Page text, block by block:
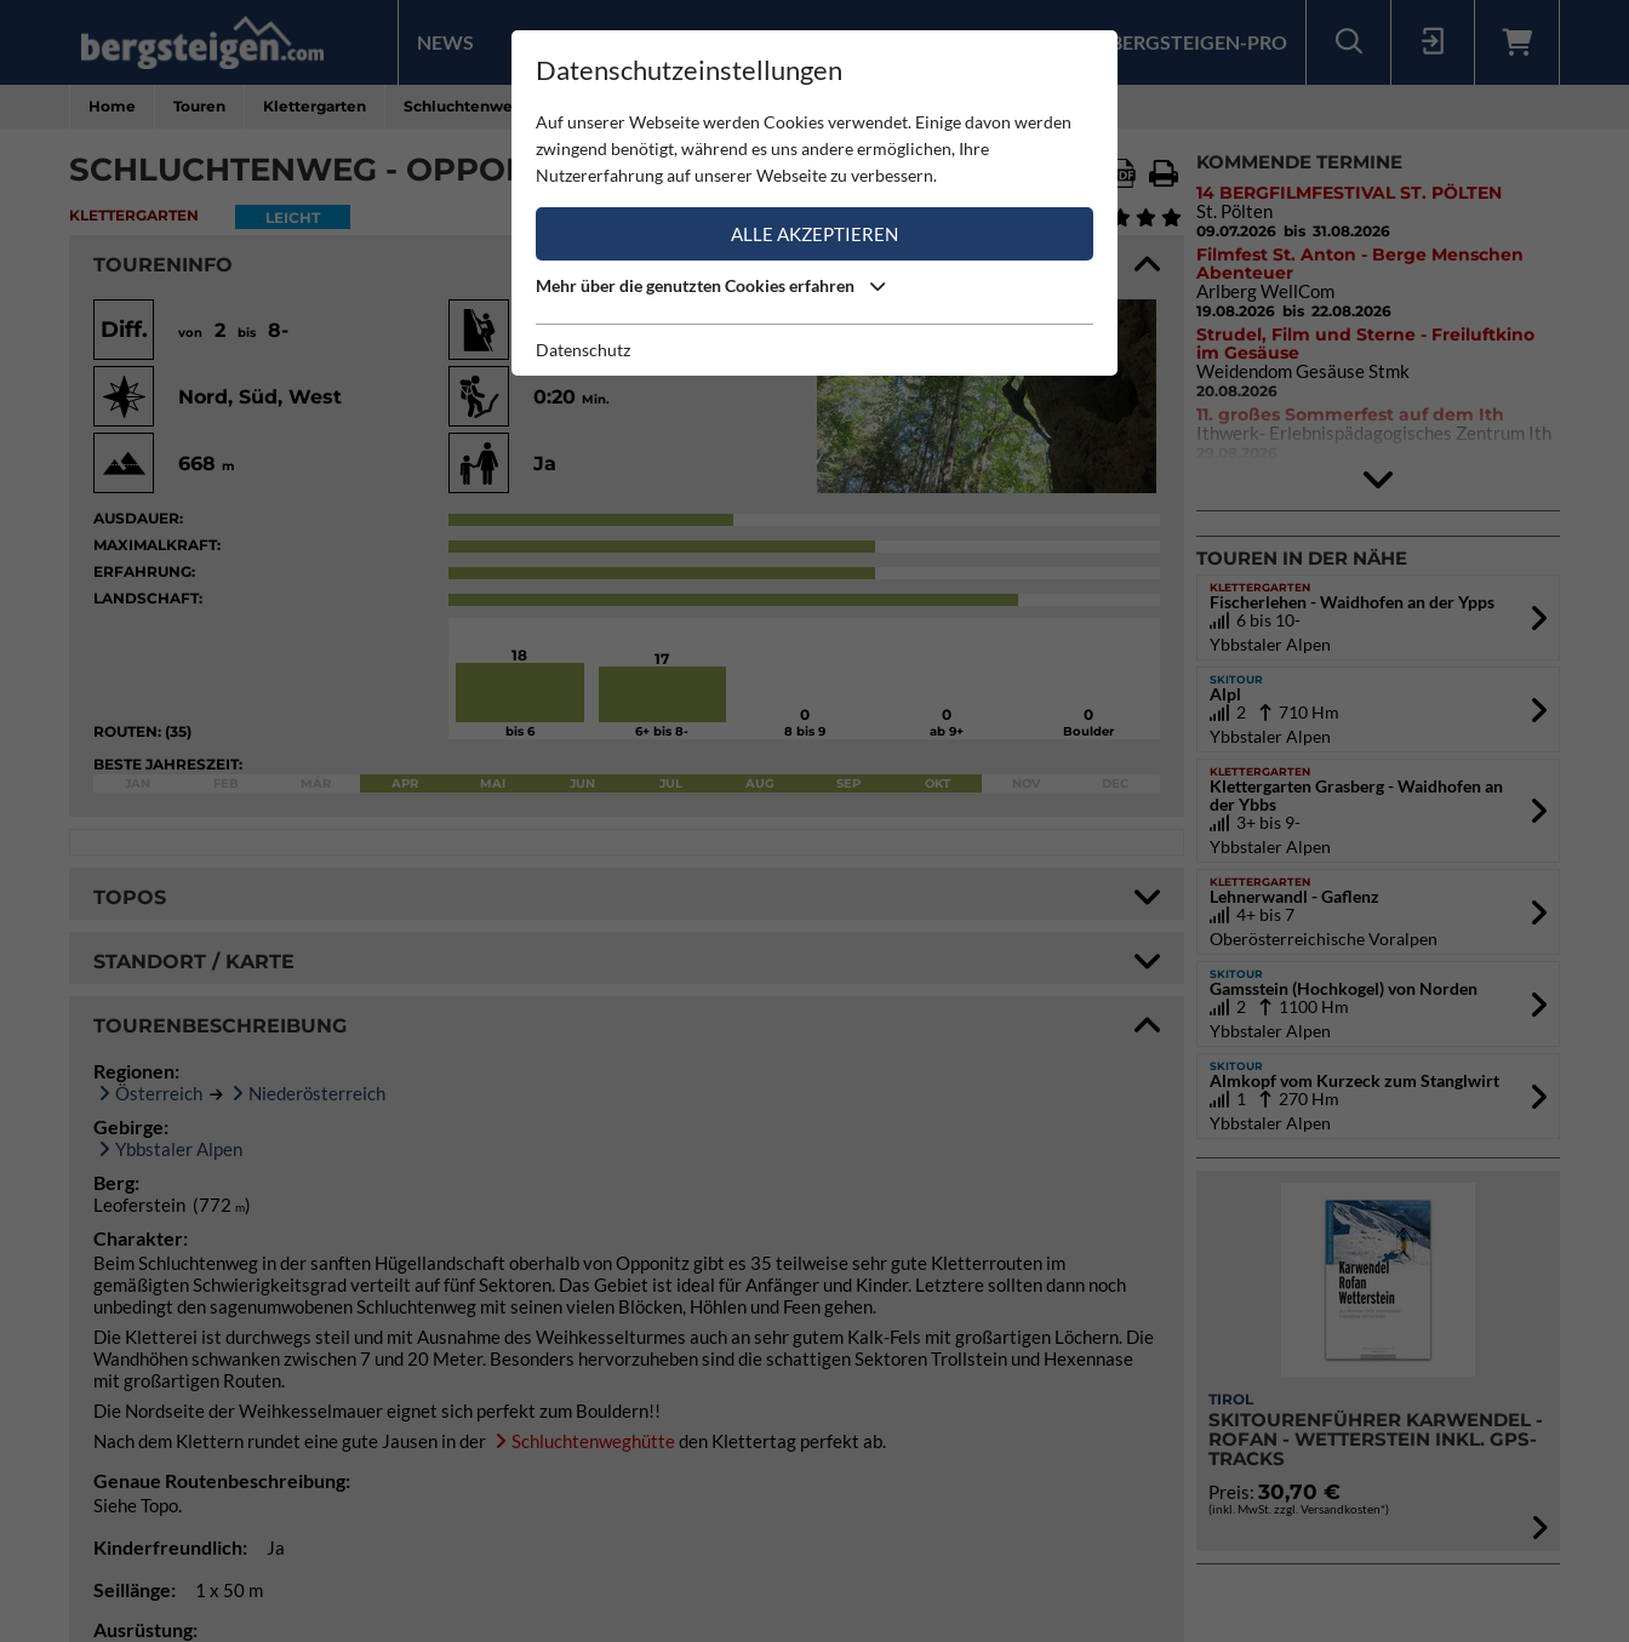
NEWS PRODUKTE BERGSTEIGEN-PRO
Home Touren Klettergarten Schluchtenweg - Opponitz
SCHLUCHTENWEG - OPPONITZ
KLETTERGARTEN LEICHT
TOURENINFO
Diff. von 2bis 8- 7 20
Nord, Süd, West 0:20 Min.
668m Ja
AUSDAUER:
MAXIMALKRAFT:
ERFAHRUNG:
LANDSCHAFT:
ROUTEN: (35)
18
bis 6
17
6+ bis 8-
0
8 bis 9
0
ab 9+
0
Boulder
BESTE JAHRESZEIT:
APR MAI JUN JUL AUG SEP OKT
TOPOS
STANDORT / KARTE
TOURENBESCHREIBUNG
Regionen:
Österreich Niederösterreich
Gebirge:
Ybbstaler Alpen
Berg:
Leoferstein (772 m)
Charakter:
Beim Schluchtenweg in der sanften Hügellandschaft oberhalb von Opponitz gibt es 35 teilweise sehr gute Kletterrouten im
gemäßigten Schwierigkeitsgrad verteilt auf fünf Sektoren. Das Gebiet ist ideal für Anfänger und Kinder. Letztere sollten dann noch
unbedingt den sagenumwobenen Schluchtenweg mit seinen vielen Blöcken, Höhlen und Feen gehen.
Die Kletterei ist durchwegs steil und mit Ausnahme des Weihkesselturmes auch an sehr gutem Kalk-Fels mit großartigen Löchern. Die
Wandhöhen schwanken zwischen 7 und 20 Meter. Besonders hervorzuheben sind die schattigen Sektoren Trollstein und Hexennase
mit großartigen Routen.
Die Nordseite der Weihkesselmauer eignet sich perfekt zum Bouldern!!
Nach dem Klettern rundet eine gute Jausen in der
Schluchtenweghütte den Klettertag perfekt ab.
Genaue Routenbeschreibung:
Siehe Topo.
Kinderfreundlich: Ja
Seillänge: 1 x 50 m
Ausrüstung:
KOMMENDE TERMINE
14 BERGFILMFESTIVAL ST. PÖLTEN
St. Pölten
09.07.2026 bis 31.08.2026
Filmfest St. Anton - Berge Menschen
Abenteuer
Arlberg WellCom
19.08.2026 bis 22.08.2026
Strudel, Film und Sterne - Freiluftkino
im Gesäuse
Weidendom Gesäuse Stmk
20.08.2026
11. großes Sommerfest auf dem Ith
Ithwerk- Erlebnispädagogisches Zentrum Ith
02.10.2026bis 04.10.2026
TOUREN IN DER NÄHE
KLETTERGARTEN
Fischerlehen - Waidhofen an der Ypps
6 bis 10-
Ybbstaler Alpen
SKITOUR
Alpl
2
710 Hm
Ybbstaler Alpen
KLETTERGARTEN
Klettergarten Grasberg - Waidhofen an
der Ybbs
3+ bis 9-
Ybbstaler Alpen
KLETTERGARTEN
Lehnerwandl - Gaflenz
4+ bis 7
Oberösterreichische Voralpen
SKITOUR
Gamsstein (Hochkogel) von Norden
2
1100 Hm
Ybbstaler Alpen
SKITOUR
Almkopf vom Kurzeck zum Stanglwirt
1
270 Hm
Ybbstaler Alpen
TIROL
SKITOURENFÜHRER KARWENDEL -
ROFAN - WETTERSTEIN INKL. GPS-
TRACKS
Preis: 30,70 €
(inkl. MwSt. zzgl. Versandkosten*)
Datenschutzeinstellungen
Auf unserer Webseite werden Cookies verwendet. Einige davon werden
zwingend benötigt, während es uns andere ermöglichen, Ihre
Nutzererfahrung auf unserer Webseite zu verbessern.
ALLE AKZEPTIEREN
Mehr über die genutzten Cookies erfahren
Datenschutz